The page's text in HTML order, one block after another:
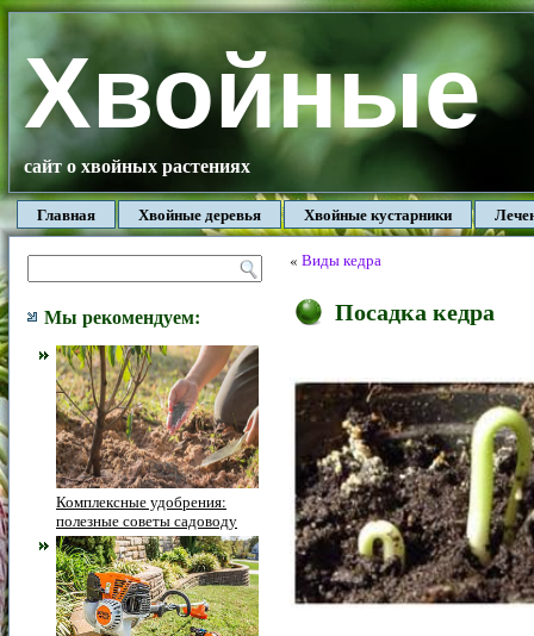
Хвойные
сайт о хвойных растениях
Главная Хвойные деревья Хвойные кустарники
Мы рекомендуем:
Комплексные удобрения:
полезные советы садоводу
« Виды кедра
Посадка кедра